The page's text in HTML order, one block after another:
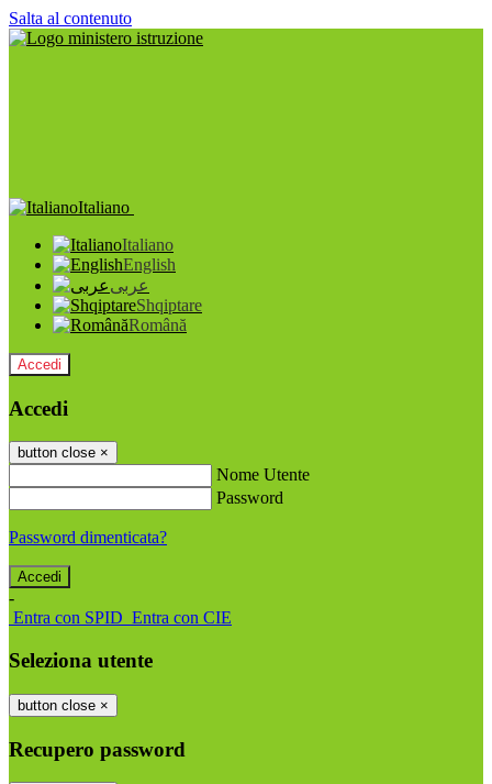
Salta al contenuto
Italiano
Italiano
English
عربى
Shqiptare
Română
Accedi
Accedi
button close ×
Nome Utente
Password
Password dimenticata?
-
Entra con SPID Entra con CIE
Seleziona utente
button close ×
Recupero password